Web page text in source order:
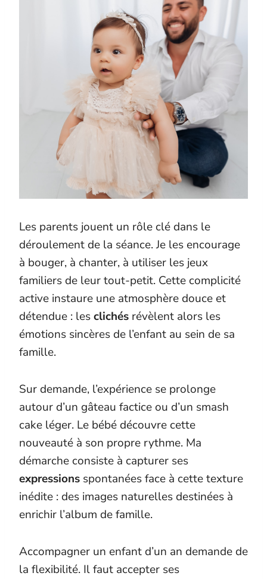
Les parents jouent un rôle clé dans le
déroulement de la séance. Je les encourage
à bouger, à chanter, à utiliser les jeux
familiers de leur tout-petit. Cette complicité
active instaure une atmosphère douce et
détendue : lesclichés révèlent alors les
émotions sincères de l’enfant au sein de sa
famille.
Sur demande, l’expérience se prolonge
autour d’un gâteau factice ou d’un smash
cake léger. Le bébé découvre cette
nouveauté à son propre rythme. Ma
démarche consiste à capturer ses
expressions spontanées face à cette texture
inédite : des images naturelles destinées à
enrichir l’album de famille.
Accompagner un enfant d’un an demande de
la flexibilité. Il faut accepter ses